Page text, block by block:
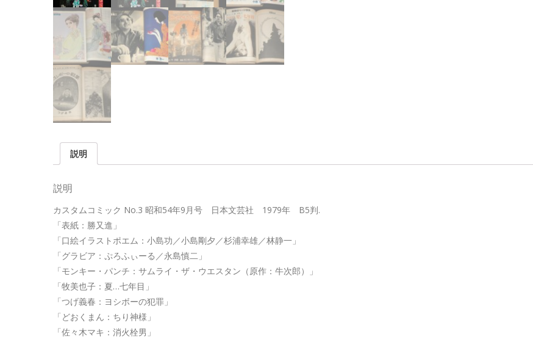
説明
説明
カスタムコミック No.3 昭和54年9月号 日本文芸社 1979年 B5判.
「表紙：勝又進」
「口絵イラストポエム：小島功／小島剛夕／杉浦幸雄／林静一」
「グラビア：ぷろふぃーる／永島慎二」
「モンキー・パンチ：サムライ・ザ・ウエスタン（原作：牛次郎）」
「牧美也子：夏…七年目」
「つげ義春：ヨシボーの犯罪」
「どおくまん：ちり神様」
「佐々木マキ：消火栓男」